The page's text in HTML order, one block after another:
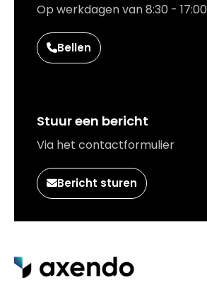
Op werkdagen van 8:30 - 17:00
Bellen
Stuur een bericht
Via het contactformulier
Bericht sturen